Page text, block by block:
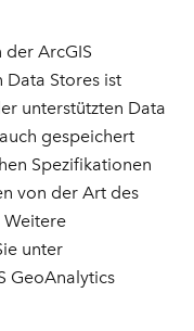
ArcGIS
Data Stores ist
unterstützten Data
gespeichert
Spezifikationen
von der Art des
Weitere
unter
GeoAnalytics